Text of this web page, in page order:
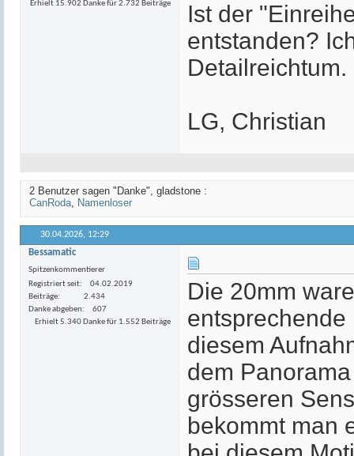
Erhielt 15.902 Danke für 2.732 Beiträge
Ist der
entstanden?
Detailreichtum.
LG, Christian
2 Benutzer sagen "Danke", gladstone :
CanRoda, Namenloser
30.04.2026, 12:29
Bessamatic
Spitzenkommentierer
Registriert seit
04.02.2019
Beiträge
2.434
Danke abgeben
607
Erhielt 5.340 Danke für 1.552 Beiträge
Die 20mm
diesem
dem
grösseren
bekommt man